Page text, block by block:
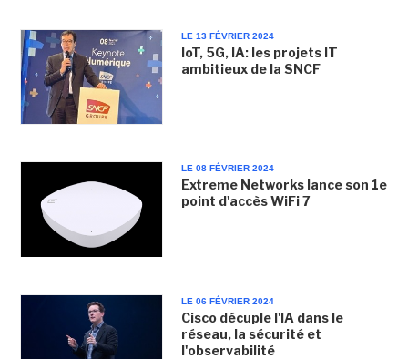
LE 13 FÉVRIER 2024
IoT, 5G, IA: les projets IT
ambitieux de la SNCF
LE 08 FÉVRIER 2024
Extreme Networks lance son 1e
point d'accès WiFi 7
LE 06 FÉVRIER 2024
Cisco décuple l'IA dans le
réseau, la sécurité et
l'observabilité